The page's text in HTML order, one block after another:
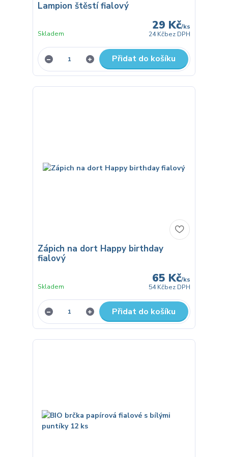
Lampion štěstí fialový
29 Kč/ks
24 Kčbez DPH
Skladem
Přidat do košíku
Zápich na dort Happy birthday
fialový
65 Kč/ks
54 Kčbez DPH
Skladem
Přidat do košíku